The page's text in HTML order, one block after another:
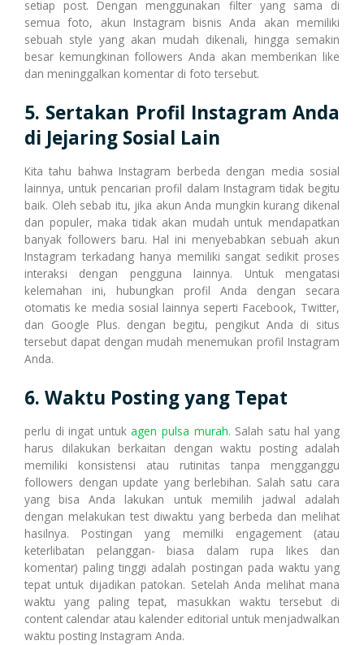
setiap post. Dengan menggunakan filter yang sama di
semua foto, akun Instagram bisnis Anda akan memiliki
sebuah style yang akan mudah dikenali, hingga semakin
besar kemungkinan followers Anda akan memberikan like
dan meninggalkan komentar di foto tersebut.
5. Sertakan Profil Instagram Anda
di Jejaring Sosial Lain
Kita tahu bahwa Instagram berbeda dengan media sosial
lainnya, untuk pencarian profil dalam Instagram tidak begitu
baik. Oleh sebab itu, jika akun Anda mungkin kurang dikenal
dan populer, maka tidak akan mudah untuk mendapatkan
banyak followers baru. Hal ini menyebabkan sebuah akun
Instagram terkadang hanya memiliki sangat sedikit proses
interaksi dengan pengguna lainnya. Untuk mengatasi
kelemahan ini, hubungkan profil Anda dengan secara
otomatis ke media sosial lainnya seperti Facebook, Twitter,
dan Google Plus. dengan begitu, pengikut Anda di situs
tersebut dapat dengan mudah menemukan profil Instagram
Anda.
6. Waktu Posting yang Tepat
perlu di ingat untukagen pulsa murah. Salah satu hal yang
harus dilakukan berkaitan dengan waktu posting adalah
memiliki konsistensi atau rutinitas tanpa mengganggu
followers dengan update yang berlebihan. Salah satu cara
yang bisa Anda lakukan untuk memilih jadwal adalah
dengan melakukan test diwaktu yang berbeda dan melihat
hasilnya. Postingan yang memilki engagement (atau
keterlibatan pelanggan- biasa dalam rupa likes dan
komentar) paling tinggi adalah postingan pada waktu yang
tepat untuk dijadikan patokan. Setelah Anda melihat mana
waktu yang paling tepat, masukkan waktu tersebut di
content calendar atau kalender editorial untuk menjadwalkan
waktu posting Instagram Anda.